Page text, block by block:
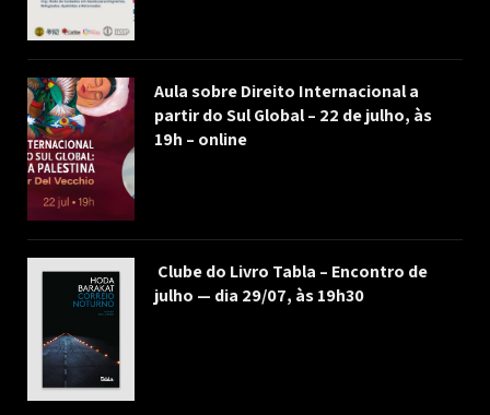
Aula sobre Direito Internacional a
partir do Sul Global – 22 de julho, às
19h – online
Clube do Livro Tabla – Encontro de
julho — dia 29/07, às 19h30